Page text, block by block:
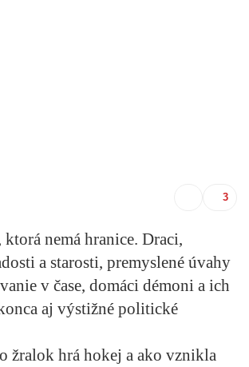
nemá hranice. Draci,
a starosti, premyslené úvahy
v čase, domáci démoni a ich
aj výstižné politické
žralok hrá hokej a ako vznikla